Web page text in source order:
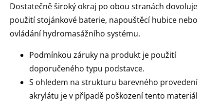
Dostatečně široký okraj po obou stranách dovoluje
použití stojánkové baterie, napouštěcí hubice nebo
ovládání hydromasážního systému.
Podmínkou záruky na produkt je použití
doporučeného typu podstavce.
S ohledem na strukturu barevného provedení
akrylátu je v případě poškození tento materiál